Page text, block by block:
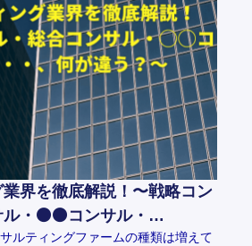
界を徹底解説！〜戦略コン
ル・⚫️⚫️コンサル・…
ルティングファームの種類は増えて